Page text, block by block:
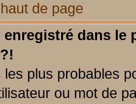
de page
enregistré dans le
les plus probables
ou mot de